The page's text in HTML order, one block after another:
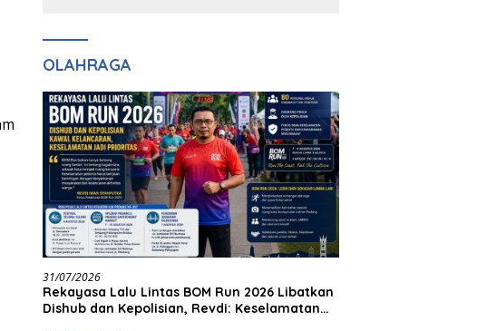
Harapan Akan
OLAHRAGA
31/07/2026
Rekayasa Lalu Lintas BOM Run 2026 Libatkan
Dishub dan Kepolisian, Revdi: Keselamatan